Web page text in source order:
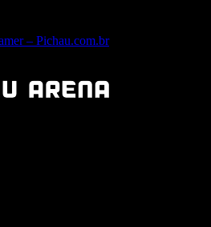
– Pichau.com.br